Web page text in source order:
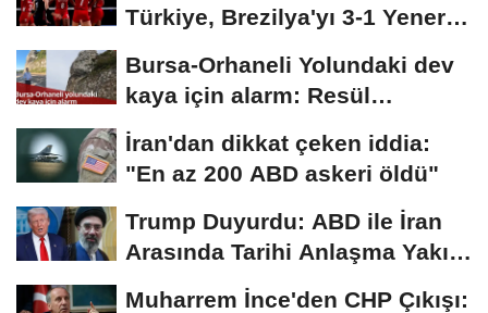
Türkiye, Brezilya'yı 3-1 Yenerek
Bursa-Orhaneli Yolundaki dev
kaya için alarm: Resül
Kaplan'dan yetkililere...
İran'dan dikkat çeken iddia:
"En az 200 ABD askeri öldü"
Trump Duyurdu: ABD ile İran
Arasında Tarihi Anlaşma Yakın!
Muharrem İnce'den CHP Çıkışı: